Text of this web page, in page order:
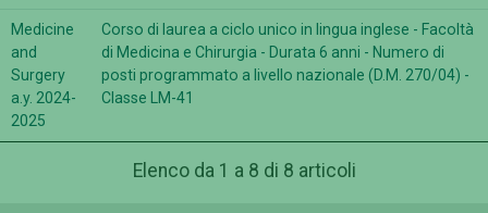
Medicine
and
Surgery
a.y. 2024-
2025
Corso di laurea a ciclo unico in lingua inglese - Facoltà
di Medicina e Chirurgia - Durata 6 anni - Numero di
posti programmato a livello nazionale (D.M. 270/04) -
Classe LM-41
Elenco da 1 a 8 di 8 articoli